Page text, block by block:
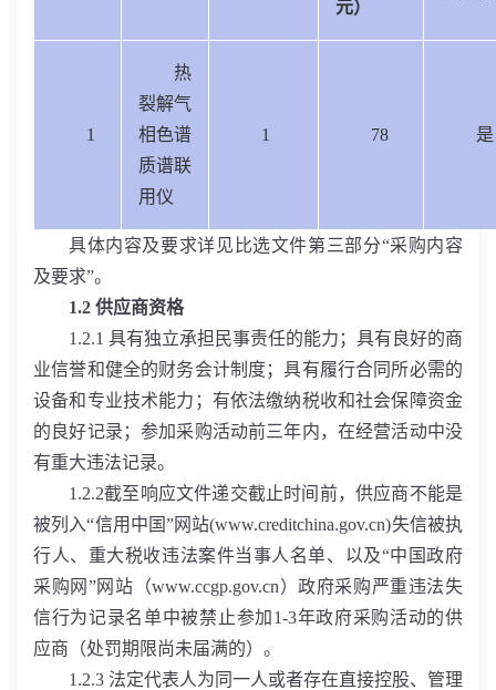
元）
1
热
裂解气
相色谱
质谱联
用仪
1 78 是
具体内容及要求详见比选文件第三部分“采购内容
及要求”。
1.2 供应商资格
1.2.1 具有独立承担民事责任的能力；具有良好的商
业信誉和健全的财务会计制度；具有履行合同所必需的
设备和专业技术能力；有依法缴纳税收和社会保障资金
的良好记录；参加采购活动前三年内，在经营活动中没
有重大违法记录。
1.2.2截至响应文件递交截止时间前，供应商不能是
被列入“信用中国”网站(www.creditchina.gov.cn)失信被执
行人、重大税收违法案件当事人名单、以及“中国政府
采购网”网站（www.ccgp.gov.cn）政府采购严重违法失
信行为记录名单中被禁止参加 1-3年政府采购活动的供
应商（处罚期限尚未届满的）。
1.2.3 法定代表人为同一人或者存在直接控股、管理